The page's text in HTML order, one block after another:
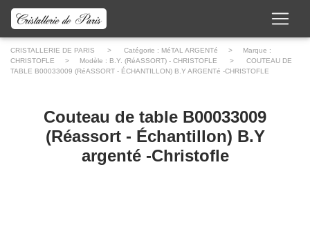
CRISTALLERIE DE PARIS > Catégorie : MéTAL ARGENTé > Marque :
CHRISTOFLE > Modèle : B.Y. (RéASSORT) - CHRISTOFLE > COUTEAU DE
TABLE B00033009 (RéASSORT - ÉCHANTILLON) B.Y ARGENTé -CHRISTOFLE
Couteau de table B00033009
(Réassort - Échantillon) B.Y
argenté -Christofle